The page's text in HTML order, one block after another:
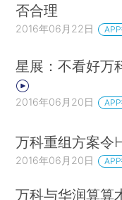
否合理
2016年06月22日
星展：不看好万
2016年06月20日
万科重组方案令
2016年06月20日
万科与华润算算